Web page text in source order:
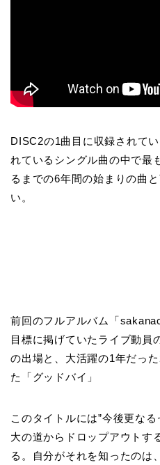
DISC2の1曲目に収録されて
れているシングル曲の中で最
るまでの6年間の始まりの曲
い。
前回のフルアルバム「
目標に掲げていたライブ動員
の出場と、大活躍の1年だっ
た「グッドバイ」
このタイトルには”今後更な
大の道からドロップアウトす
る。自分がそれを知ったのは